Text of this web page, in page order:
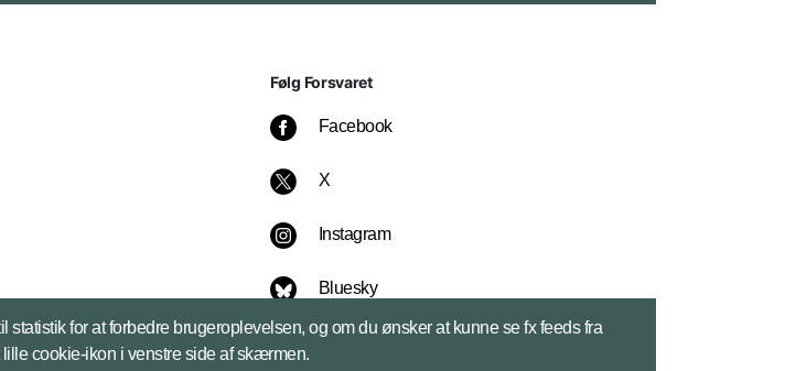
Følg Forsvaret
Facebook
X
Instagram
Bluesky
LinkedIn
for at forbedre brugeroplevelsen, og om du ønsker at kunne se fx feeds fra
cookie-ikon i venstre side af skærmen.